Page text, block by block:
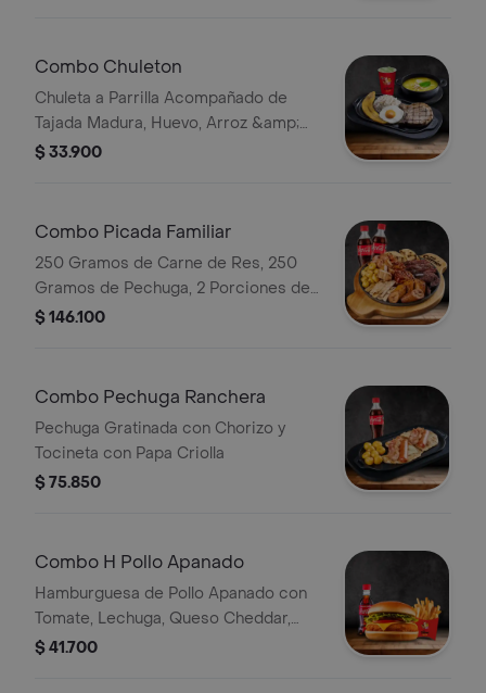
Combo Chuleton
Chuleta a Parrilla Acompañado de
Tajada Madura, Huevo, Arroz &amp;
Sopa a Elección. Limonada
$ 33.900
Combo Picada Familiar
250 Gramos de Carne de Res, 250
Gramos de Pechuga, 2 Porciones de
Costilla Bbq, Chicharrón, Chorizo,
$ 146.100
Combo Pechuga Ranchera
Pechuga Gratinada con Chorizo y
Tocineta con Papa Criolla
$ 75.850
Combo H Pollo Apanado
Hamburguesa de Pollo Apanado con
Tomate, Lechuga, Queso Cheddar,
con Papas y Bebida
$ 41.700